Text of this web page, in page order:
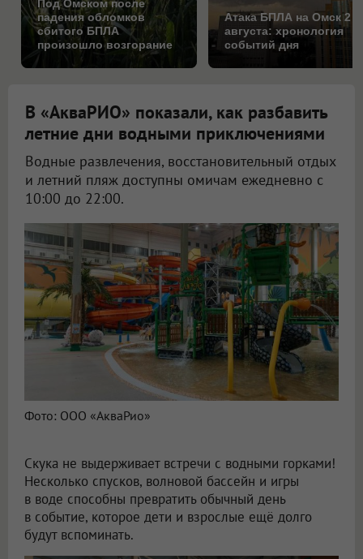
Под Омском после
падения обломков
сбитого БПЛА
произошло возгорание
Атака БПЛА на Омск 2
августа: хронология
событий дня
В «АкваРИО» показали, как разбавить
летние дни водными приключениями
Водные развлечения, восстановительный отдых
и летний пляж доступны омичам ежедневно с
10:00 до 22:00.
Фото: ООО «АкваРио»
Скука не выдерживает встречи с водными горками!
Несколько спусков, волновой бассейн и игры
в воде способны превратить обычный день
в событие, которое дети и взрослые ещё долго
будут вспоминать.